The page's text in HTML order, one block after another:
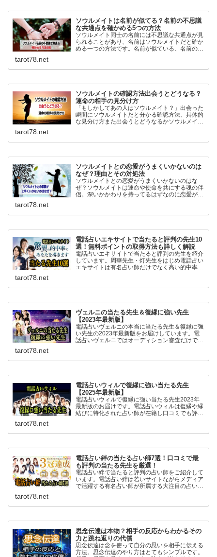
ソウルメイトは名前が似てる？名前の不思議
な共通点を確かめる5つの方法
ソウルメイト同士の名前には不思議な共通点が見
られることがあり、名前はソウルメイトだと確か
める一つの方法です。名前が似ている、名前の由
く紹介しています。
tarot78.net
ソウルメイトの確認方法出会うとどうなる？
運命の相手の見分け方
「もしかしてあの人はソウルメイト？」出会った
瞬間にソウルメイトだと分かる確認方法、具体的
な見分け方また出会うとどうなるかソウルメイト
分よく判っています。
tarot78.net
ソウルメイトとの恋愛がうまくいかないのは
なぜ？理由とその対処法
ソウルメイトとの恋愛がうまくいかないのはな
ぜ？ソウルメイトは運命や使命を共にする魂の伴
侶。深いかかわりを持ってるはずなのに恋愛がう
た。
tarot78.net
電話占いエキサイトで当たると評判の先生10
選！無料ポイントの取得方法も詳しく解説
電話占いエキサイトで当たると評判の先生を紹介
しています。周華先生・灯先生をはじめ電話占い
エキサイトは有名占い師だけでなく高い的中率を
験できます。
tarot78.net
ヴェルニの当たる先生＆復縁に強い先生
【2023年最新版】
電話占いヴェルニの本当に当たる先生＆復縁に強
い先生の2023年最新版をお届けしています。電
話占いヴェルニではオーディション審査だけでな
います。
tarot78.net
電話占いウィルで復縁に強い当たる先生
【2025年最新版】
電話占いウィルで復縁に強い当たる先生2023年
最新版のお届けです。電話占いウィルは復縁や縁
結びに特化された占い師が在籍し口コミでも評
イスを頂けます。
tarot78.net
電話占い絆の当たる占い師7選！口コミで最
も評判の当たる先生を厳選！
電話占い絆で当たると評判の占い師をご紹介して
います。電話占い絆は若いサイトながらメディア
で活躍する有名占い師が所属する大注目の占いサ
定もできますよ！
tarot78.net
思念伝達は本物？相手の反応からわかるその
力と跳ね返りの代償
思念伝達は念を使って自分の思いを相手に伝える
方法。思念伝達のやり方はとてもシンプルです。